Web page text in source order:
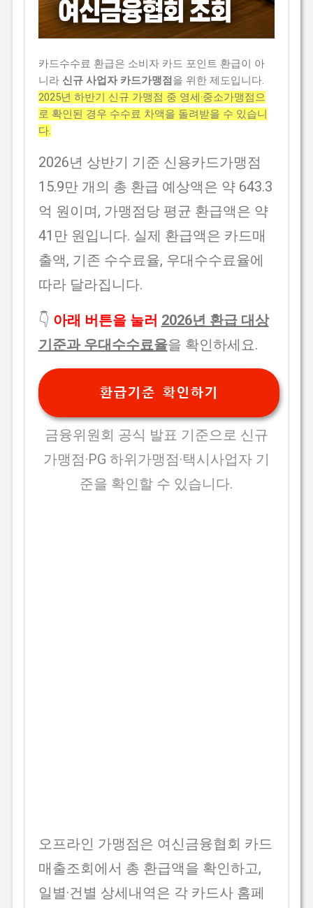
카드수수료 환급은 소비자 카드 포인트 환급이 아
니라 신규 사업자 카드가맹점 을 위한 제도입니다.
2025년 하반기 신규 가맹점 중 영세·중소가맹점으
로 확인된 경우 수수료 차액을 돌려받을 수 있습니
다.
2026년 상반기 기준 신용카드가맹점
15.9만 개의 총 환급 예상액은 약 643.3
억 원이며, 가맹점당 평균 환급액은 약
41만 원입니다. 실제 환급액은 카드매
출액, 기존 수수료율, 우대수수료율에
따라 달라집니다.
👇 아래 버튼을 눌러 2026년 환급 대상
기준과 우대수수료율을 확인하세요.
환급기준 확인하기
금융위원회 공식 발표 기준으로 신규
가맹점·PG 하위가맹점·택시사업자 기
준을 확인할 수 있습니다.
오프라인 가맹점은 여신금융협회 카드
매출조회에서 총 환급액을 확인하고,
일별·건별 상세내역은 각 카드사 홈페